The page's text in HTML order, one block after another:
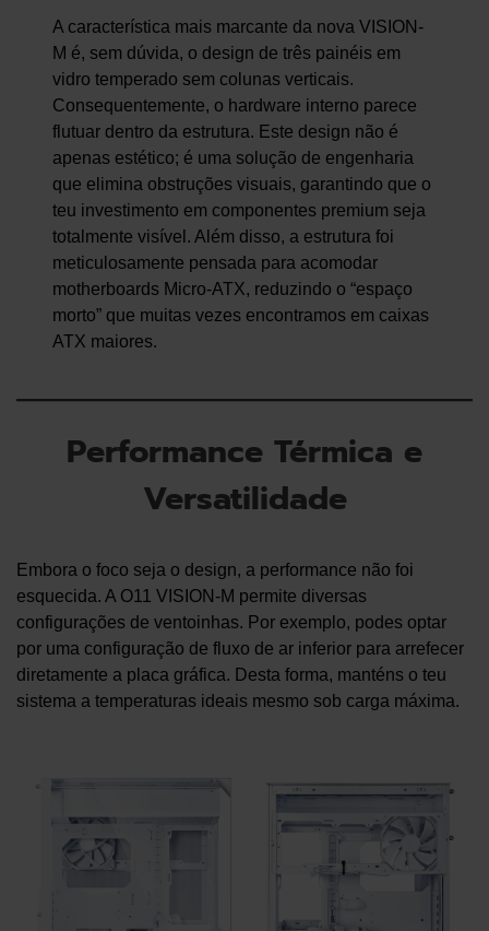
A característica mais marcante da nova VISION-
M é, sem dúvida, o design de três painéis em
vidro temperado sem colunas verticais.
Consequentemente, o hardware interno parece
flutuar dentro da estrutura. Este design não é
apenas estético; é uma solução de engenharia
que elimina obstruções visuais, garantindo que o
teu investimento em componentes premium seja
totalmente visível. Além disso, a estrutura foi
meticulosamente pensada para acomodar
motherboards Micro-ATX, reduzindo o “espaço
morto” que muitas vezes encontramos em caixas
ATX maiores.
Performance Térmica e
Versatilidade
Embora o foco seja o design, a performance não foi
esquecida. A O11 VISION-M permite diversas
configurações de ventoinhas. Por exemplo, podes optar
por uma configuração de fluxo de ar inferior para arrefecer
diretamente a placa gráfica. Desta forma, manténs o teu
sistema a temperaturas ideais mesmo sob carga máxima.